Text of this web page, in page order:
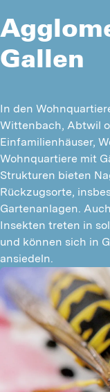
Gallen
In den
Wittenbach, Abtwil
Einfamilienhäuser,
Wohnquartiere mit
Strukturen bieten
Rückzugsorte,
Gartenanlagen. Auch
Insekten treten in
und können sich in
ansiedeln.